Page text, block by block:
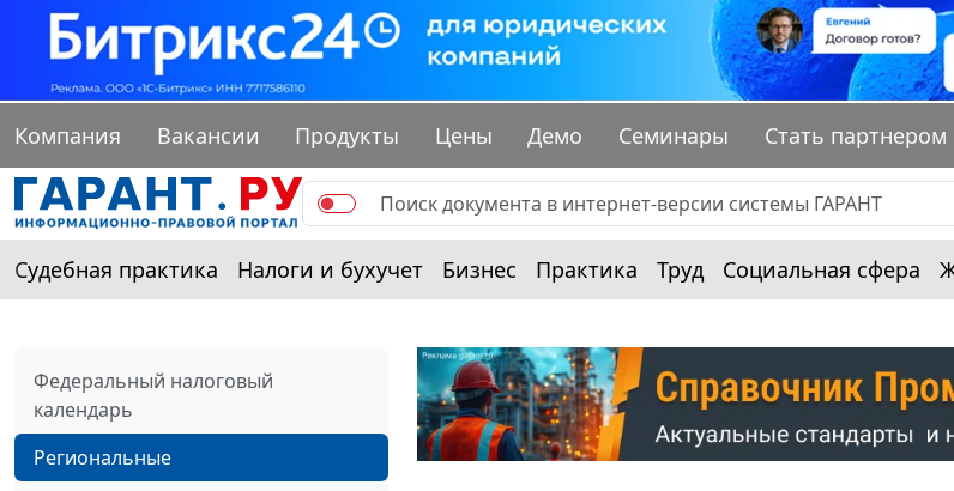
Компания Вакансии Продукты Цены Демо Семинары Стать партнером
Судебная практика Налоги и бухучет Бизнес Практика Труд Социальная сфера
Федеральный налоговый
календарь
Региональные